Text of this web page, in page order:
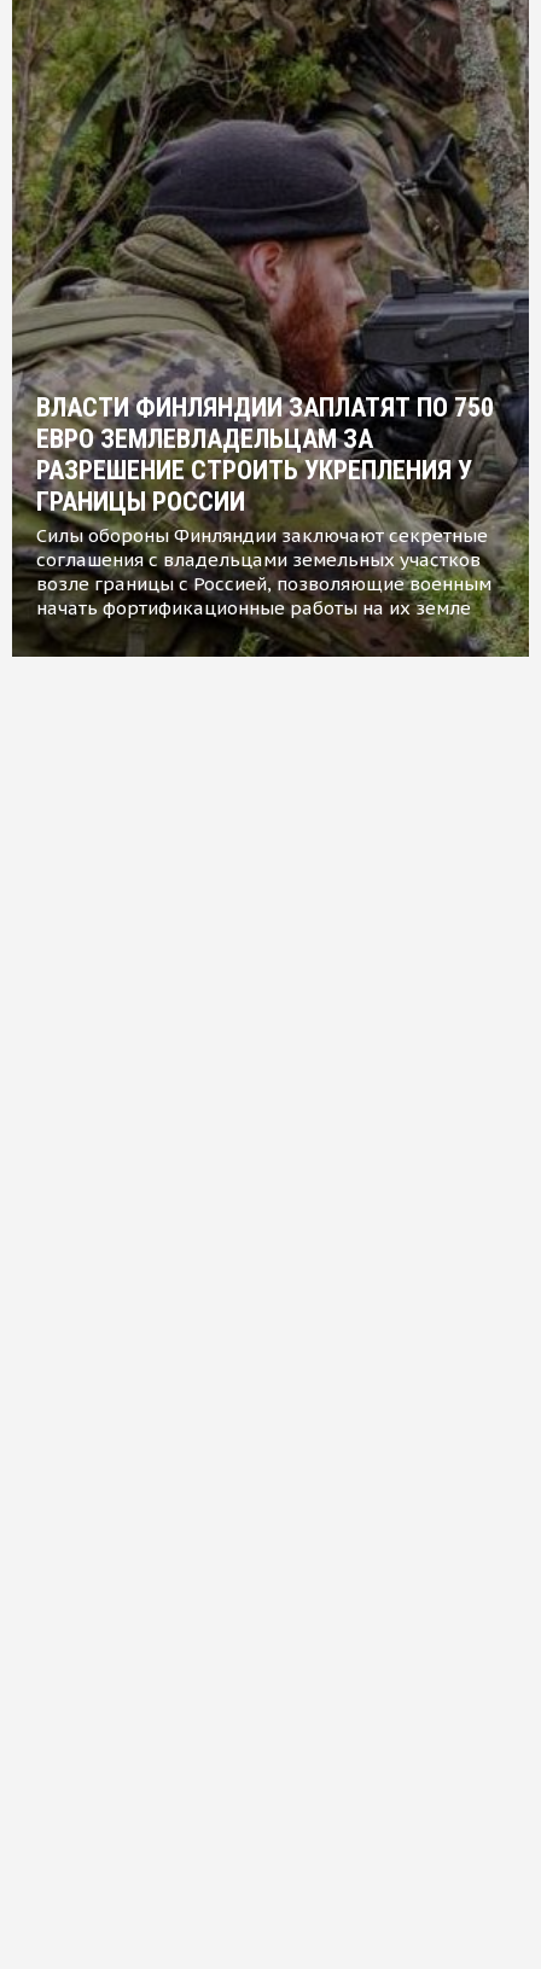
ВЛАСТИ ФИНЛЯНДИИ ЗАПЛАТЯТ ПО 750
ЕВРО ЗЕМЛЕВЛАДЕЛЬЦАМ ЗА
РАЗРЕШЕНИЕ СТРОИТЬ УКРЕПЛЕНИЯ У
ГРАНИЦЫ РОССИИ
Силы обороны Финляндии заключают секретные
соглашения с владельцами земельных участков
возле границы с Россией, позволяющие военным
начать фортификационные работы на их земле